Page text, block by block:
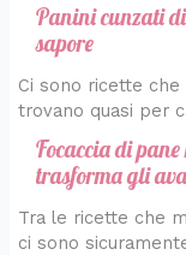
Panini cunzati
sapore
Ci sono ricette
trovano quasi per
Focaccia di
trasforma gli
Tra le ricette che
ci sono